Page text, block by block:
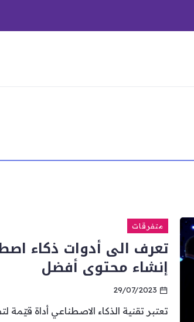
متفرقات
تعرف الى أدوات ذكاء
إنشاء محتوى أفضل
29/07/2023
تعتبر تقنية الذكاء الاصطناعي أداة